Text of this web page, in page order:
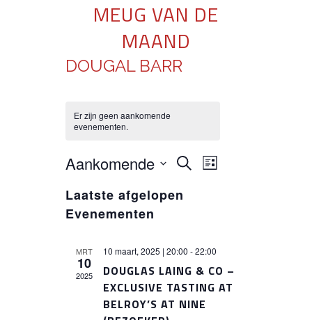
MEUG VAN DE
MAAND
DOUGAL BARR
Er zijn geen aankomende
evenementen.
ZOEKEN
WEERGEVEN
NAVIGATIE
ZoekenEVENEMENT
WEERGAVEN
Lijst
Aankomende
een
datum.
Laatste afgelopen
Evenementen
MRT
10
2025
10 maart, 2025 | 20:00 -22:00
DOUGLAS LAING & CO –
EXCLUSIVE TASTING AT
BELROY’S AT NINE